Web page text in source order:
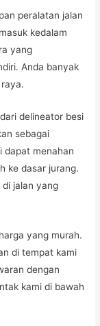
peralatan jalan
kedalam
yang
Anda banyak
delineator besi
sebagai
dapat menahan
ke dasar jurang.
di jalan yang
yang murah.
di tempat kami
dengan
kami di bawah